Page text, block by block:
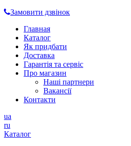
Замовити дзвінок
Главная
Каталог
Як придбати
Доставка
Гарантія та сервіс
Про магазин
Наші партнери
Вакансії
Контакти
ua
ru
Каталог